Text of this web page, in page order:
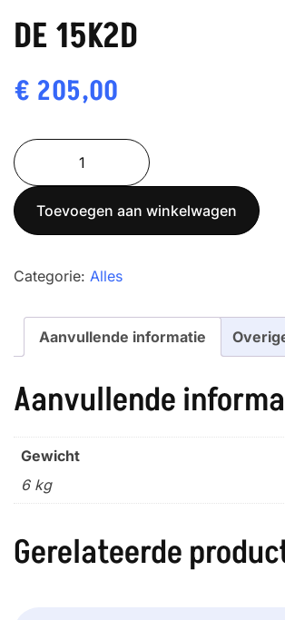
DE 15K2D
€ 205,00
DE
15K2D
aantal
Toevoegen aan winkelwagen
Categorie: Alles
Aanvullende informatie
Aanvullende
Gewicht
6 kg
Gerelateerde